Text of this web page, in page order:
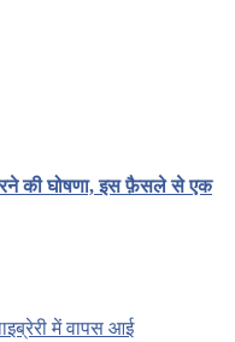
की घोषणा, इस फ़ैसले से एक